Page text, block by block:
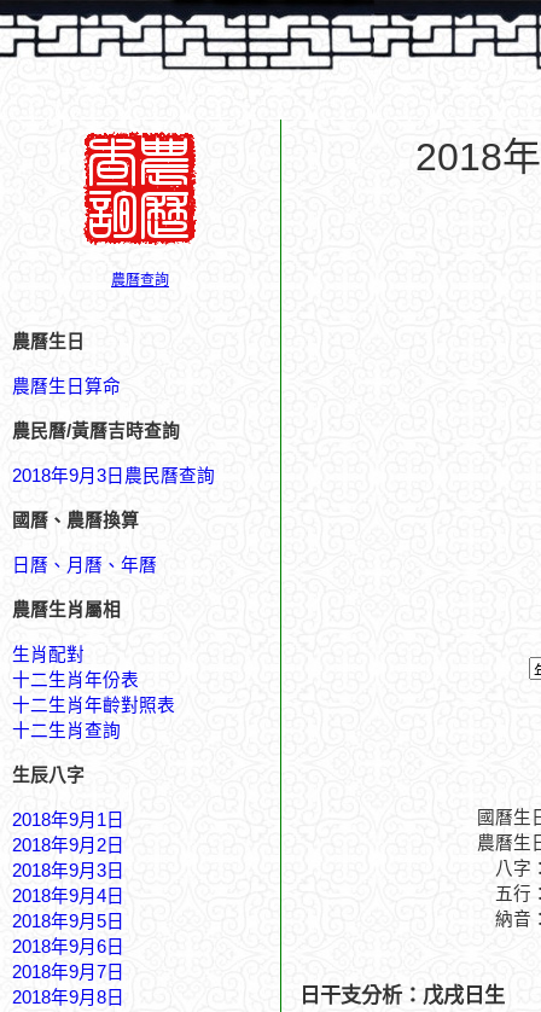
農曆查詢
農曆生日
農曆生日算命
農民曆/黃曆吉時查詢
2018年9月3日農民曆查詢
國曆、農曆換算
日曆、月曆、年曆
農曆生肖屬相
生肖配對
十二生肖年份表
十二生肖年齡對照表
十二生肖查詢
生辰八字
2018年9月1日
2018年9月2日
2018年9月3日
2018年9月4日
2018年9月5日
2018年9月6日
2018年9月7日
2018年9月8日
2018
國曆生
農曆生
八字
五行
納音
日干支分析：戊戌日生